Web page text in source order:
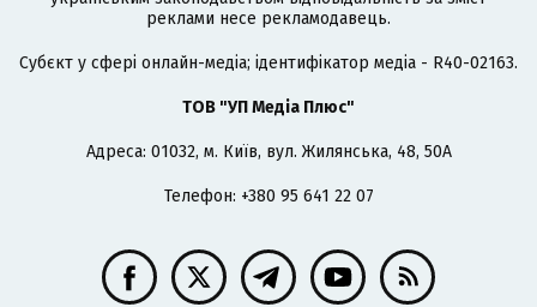
реклами несе рекламодавець.
Cубєкт у сфері онлайн-медіа; ідентифікатор медіа - R40-02163.
ТОВ "УП Медіа Плюс"
Адреса: 01032, м. Київ, вул. Жилянська, 48, 50А
Телефон: +380 95 641 22 07